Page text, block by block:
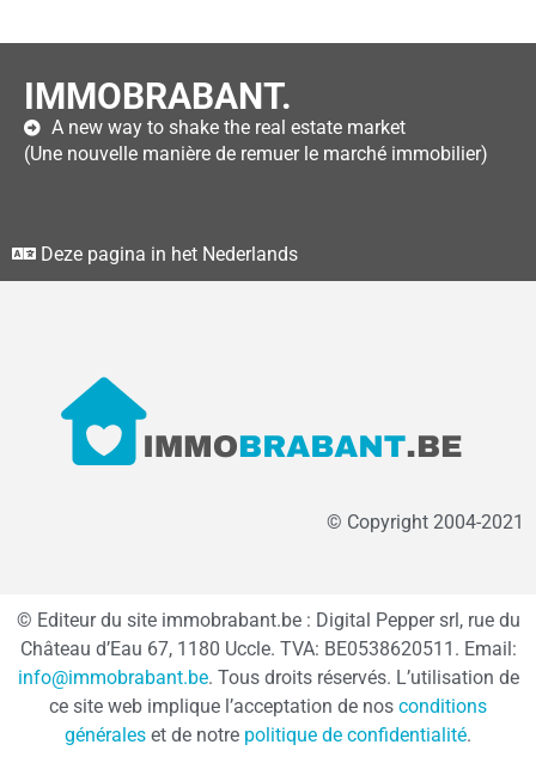
IMMOBRABANT.
A new way to shake the real estate market
(Une nouvelle manière de remuer le marché immobilier)
Deze pagina in het Nederlands
© Copyright 2004-2021
© Editeur du site immobrabant.be : Digital Pepper srl, rue du
Château d’Eau 67, 1180 Uccle. TVA: BE0538620511. Email:
info@immobrabant.be. Tous droits réservés. L’utilisation de
ce site web implique l’acceptation de nos conditions
générales et de notre politique de confidentialité.